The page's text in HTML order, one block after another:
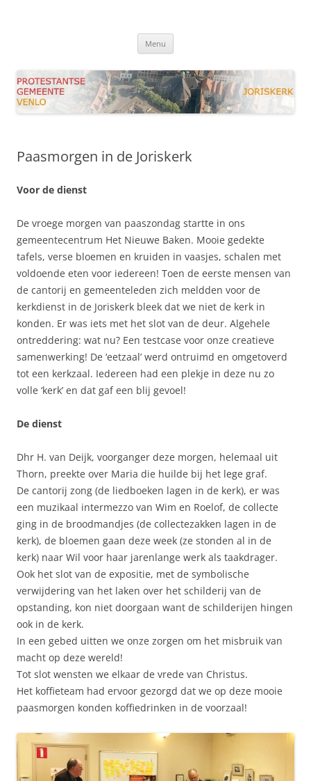
Menu
Paasmorgen in de Joriskerk
Voor de dienst
De vroege morgen van paaszondag startte in ons
gemeentecentrum Het Nieuwe Baken. Mooie gedekte
tafels, verse bloemen en kruiden in vaasjes, schalen met
voldoende eten voor iedereen! Toen de eerste mensen van
de cantorij en gemeenteleden zich meldden voor de
kerkdienst in de Joriskerk bleek dat we niet de kerk in
konden. Er was iets met het slot van de deur. Algehele
ontreddering: wat nu? Een testcase voor onze creatieve
samenwerking! De ‘eetzaal’ werd ontruimd en omgetoverd
tot een kerkzaal. Iedereen had een plekje in deze nu zo
volle ‘kerk’ en dat gaf een blij gevoel!
De dienst
Dhr H. van Deijk, voorganger deze morgen, helemaal uit
Thorn, preekte over Maria die huilde bij het lege graf.
De cantorij zong (de liedboeken lagen in de kerk), er was
een muzikaal intermezzo van Wim en Roelof, de collecte
ging in de broodmandjes (de collectezakken lagen in de
kerk), de bloemen gaan deze week (ze stonden al in de
kerk) naar Wil voor haar jarenlange werk als taakdrager.
Ook het slot van de expositie, met de symbolische
verwijdering van het laken over het schilderij van de
opstanding, kon niet doorgaan want de schilderijen hingen
ook in de kerk.
In een gebed uitten we onze zorgen om het misbruik van
macht op deze wereld!
Tot slot wensten we elkaar de vrede van Christus.
Het koffieteam had ervoor gezorgd dat we op deze mooie
paasmorgen konden koffiedrinken in de voorzaal!